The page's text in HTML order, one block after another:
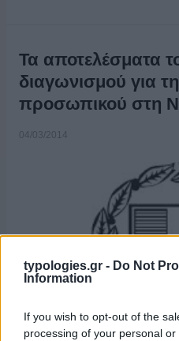
typologies.gr - Do Not
Information
If you wish to opt-out of the
processing of your personal
Τα αποτελέσματα
διαγωνισμού για
προσωπικού στη
04/03/2014